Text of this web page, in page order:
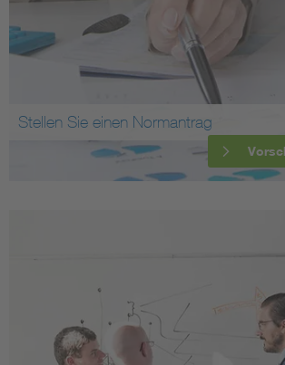
Stellen Sie einen Normantrag